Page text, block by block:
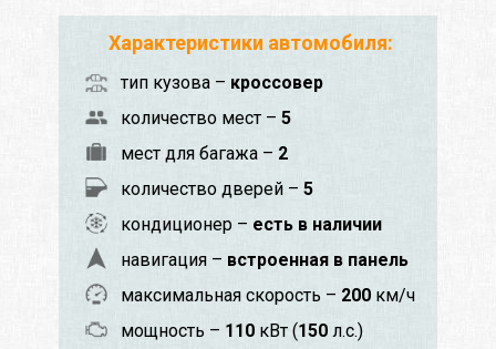
Характеристики автомобиля:
тип кузова – кроссовер
количество мест – 5
мест для багажа – 2
количество дверей – 5
кондиционер – есть в наличии
навигация – встроенная в панель
максимальная скорость – 200 км/ч
мощность – 110 кВт (150 л.с.)